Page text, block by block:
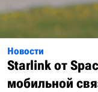
Новости
Starlink от
мобильной